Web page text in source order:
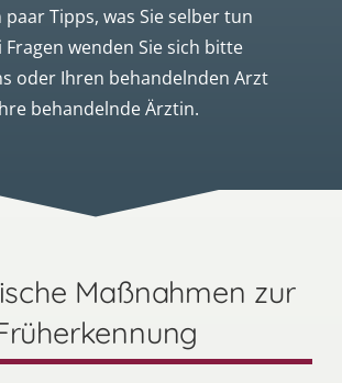
Tipps, was Sie selber tun
Fragen wenden Sie sich bitte
oder Ihren behandelnden Arzt
behandelnde Ärztin.
Maßnahmen zur